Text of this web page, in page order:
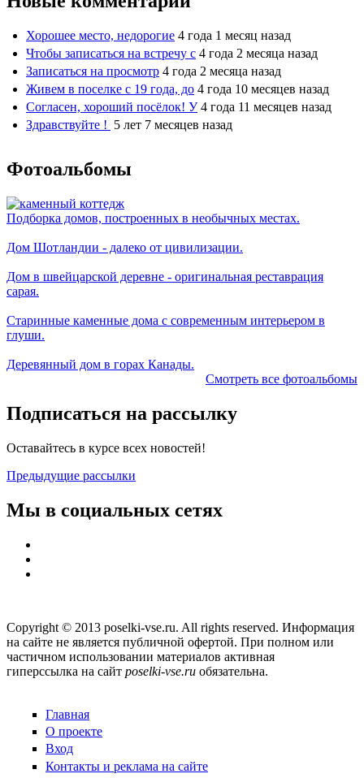
Хорошее место, недорогие 4 года 1 месяц назад
Чтобы записаться на встречу с 4 года 2 месяца назад
Записаться на просмотр 4 года 2 месяца назад
Живем в поселке с 19 года, до 4 года 10 месяцев назад
Согласен, хороший посёлок! У 4 года 11 месяцев назад
Здравствуйте ! 5 лет 7 месяцев назад
Фотоальбомы
Подборка домов, построенных в необычных местах.
Дом Шотландии - далеко от цивилизации.
Дом в швейцарской деревне - оригинальная реставрация
сарая.
Старинные каменные дома с современным интерьером в
глуши.
Деревянный дом в горах Канады.
Смотреть все фотоальбомы
Подписаться на рассылку
Оставайтесь в курсе всех новостей!
Предыдущие рассылки
Мы в социальных сетях
Copyright © 2013 poselki-vse.ru. All rights reserved. Информация
на сайте не является публичной офертой. При полном или
частичном использовании материалов активная
гиперссылка на сайт poselki-vse.ru​ обязательна.
Главная
О проекте
Вход
Контакты и реклама на сайте